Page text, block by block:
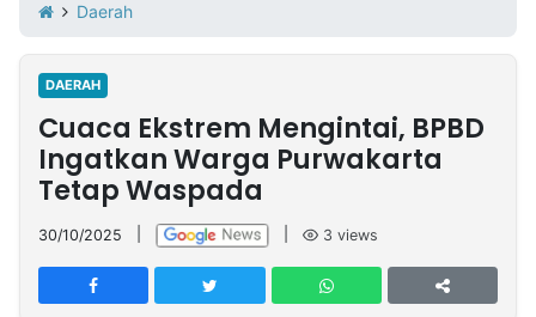
Iklan
Berita
Kami
Nasional
International
Olahraga
Entertainment
Daerah
Pariwisata
Kuliner
Kolom
Network
PT
TREETAN
Daerah
DAERAH
Cuaca Ekstrem Mengintai, BPBD
Ingatkan Warga Purwakarta
Tetap Waspada
30/10/2025 3 views